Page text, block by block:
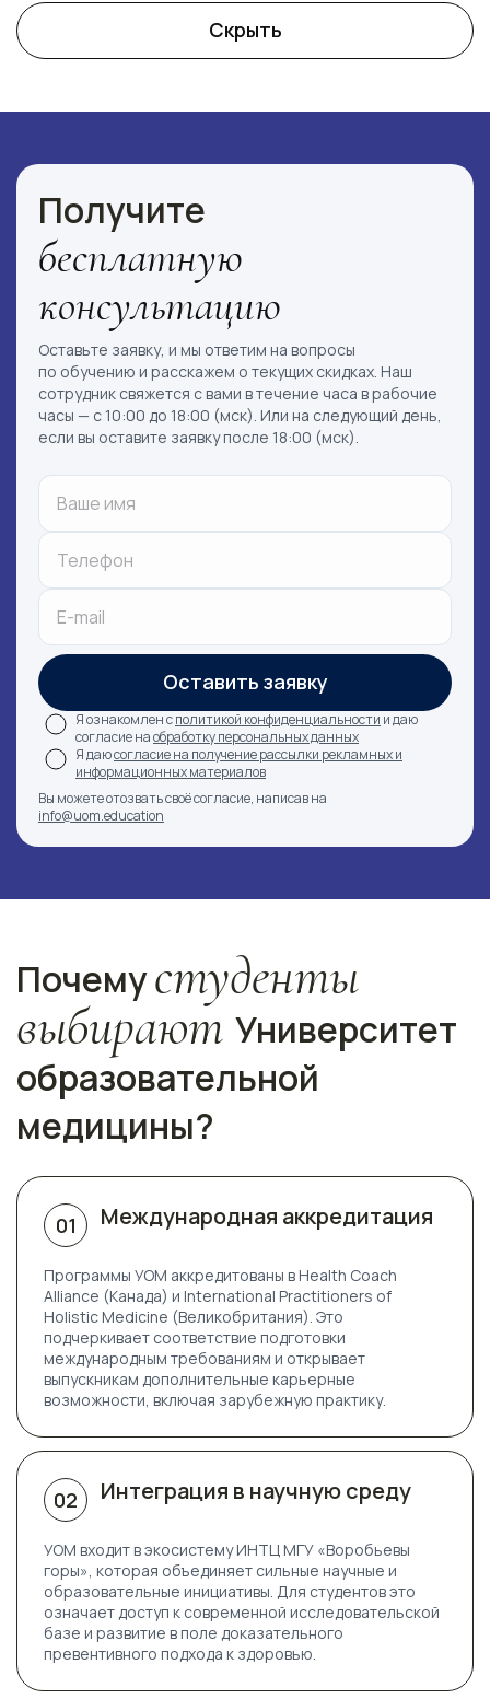
Скрыть
Получите
бесплатную
консультацию
Оставьте заявку, и мы ответим на вопросы
по обучению и расскажем о текущих скидках. Наш
сотрудник свяжется с вами в течение часа в рабочие
часы — с 10:00 до 18:00 (мск). Или на следующий день,
если вы оставите заявку после 18:00 (мск).
Оставить заявку
Я ознакомлен сполитикой конфиденциальности и даю
согласие наобработку персональных данных
Я даюсогласие на получение рассылки рекламных и
информационных материалов
Вы можете отозвать своё согласие, написав на
info@uom.education
Почемустуденты
выбирают Университет
образовательной
медицины?
01 Международная аккредитация
Программы УОМ аккредитованы вHealth Coach
Alliance (Канада) и International Practitioners of
Holistic Medicine (Великобритания) . Это
подчеркивает соответствие подготовки
международным требованиям и открывает
выпускникам дополнительные карьерные
возможности, включая зарубежную практику.
02 Интеграция в научную среду
УОМ входит в экосистему ИНТЦ МГУ «Воробьевы
горы», которая объединяет сильные научные и
образовательные инициативы. Для студентов это
означает доступ к современной исследовательской
базе и развитие в поле доказательного
превентивного подхода к здоровью.